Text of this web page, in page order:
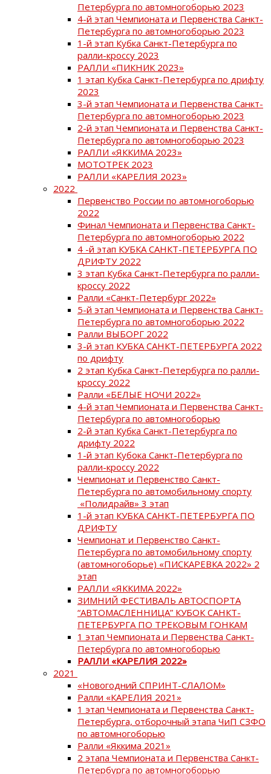
Петербурга по автомногоборью 2023
4-й этап Чемпионата и Первенства Санкт-
Петербурга по автомногоборью 2023
1-й этап Кубка Санкт-Петербурга по
ралли-кроссу 2023
РАЛЛИ «ПИКНИК 2023»
1 этап Кубка Санкт-Петербурга по дрифту
2023
3-й этап Чемпионата и Первенства Санкт-
Петербурга по автомногоборью 2023
2-й этап Чемпионата и Первенства Санкт-
Петербурга по автомногоборью 2023
РАЛЛИ «ЯККИМА 2023»
МОТОТРЕК 2023
РАЛЛИ «КАРЕЛИЯ 2023»
2022
Первенство России по автомногоборью
2022
Финал Чемпионата и Первенства Санкт-
Петербурга по автомногоборью 2022
4 -й этап КУБКА САНКТ-ПЕТЕРБУРГА ПО
ДРИФТУ 2022
3 этап Кубка Санкт-Петербурга по ралли-
кроссу 2022
Ралли «Санкт-Петербург 2022»
5-й этап Чемпионата и Первенства Санкт-
Петербурга по автомногоборью 2022
Ралли ВЫБОРГ 2022
3-й этап КУБКА САНКТ-ПЕТЕРБУРГА 2022
по дрифту
2 этап Кубка Санкт-Петербурга по ралли-
кроссу 2022
Ралли «БЕЛЫЕ НОЧИ 2022»
4-й этап Чемпионата и Первенства Санкт-
Петербурга по автомногоборью
2-й этап Кубка Санкт-Петербурга по
дрифту 2022
1-й этап Кубока Санкт-Петербурга по
ралли-кроссу 2022
Чемпионат и Первенство Санкт-
Петербурга по автомобильному спорту
«Полидрайв» 3 этап
1-й этап КУБКА САНКТ-ПЕТЕРБУРГА ПО
ДРИФТУ
Чемпионат и Первенство Санкт-
Петербурга по автомобильному спорту
(автомногоборье) «ПИСКАРЕВКА 2022» 2
этап
РАЛЛИ «ЯККИМА 2022»
ЗИМНИЙ ФЕСТИВАЛЬ АВТОСПОРТА
“АВТОМАСЛЕННИЦА” КУБОК САНКТ-
ПЕТЕРБУРГА ПО ТРЕКОВЫМ ГОНКАМ
1 этап Чемпионата и Первенства Санкт-
Петербурга по автомногоборью
РАЛЛИ «КАРЕЛИЯ 2022»
2021
«Новогодний СПРИНТ-СЛАЛОМ»
Ралли «КАРЕЛИЯ 2021»
1 этап Чемпионата и Первенства Санкт-
Петербурга, отборочный этапа ЧиП СЗФО
по автомногоборью
Ралли «Яккима 2021»
2 этапа Чемпионата и Первенства Санкт-
Петербурга по автомногоборью